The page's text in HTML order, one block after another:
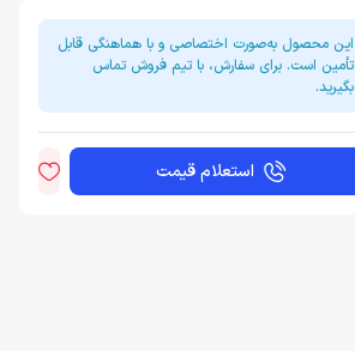
این محصول به‌صورت اختصاصی و با هماهنگی قابل
تأمین است. برای سفارش، با تیم فروش تماس
بگیرید.
استعلام قیمت